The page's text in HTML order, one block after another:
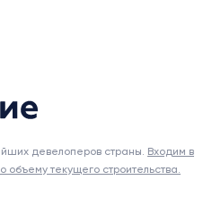
девелоперов страны. Входим в
текущего строительства.